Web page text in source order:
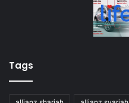
Tags